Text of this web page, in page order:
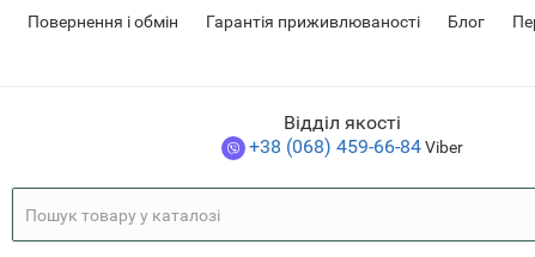
Повернення i обмін Гарантія приживлюваності Блог
Відділ якості
+38 (068) 459-66-84Viber